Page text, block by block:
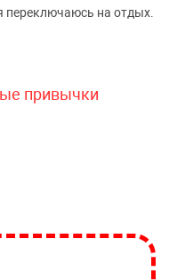
переключаюсь на отдых.
привычки